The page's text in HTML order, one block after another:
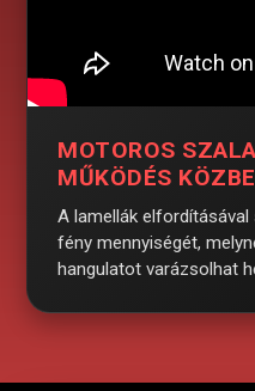
MOTOROS
MŰKÖDÉS
A lamellák
fény mennyiségét,
hangulatot varázsolhat